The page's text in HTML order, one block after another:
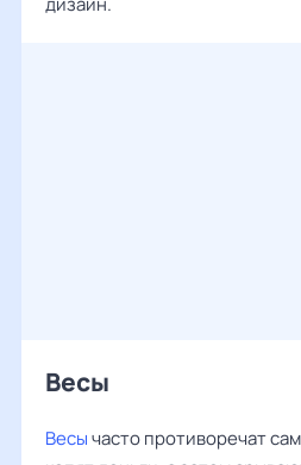
Весы
Весычасто противоречат